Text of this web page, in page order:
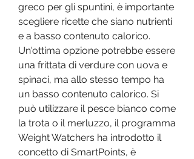
greco per gli spuntini, è importante
scegliere ricette che siano nutrienti
e a basso contenuto calorico.
Un'ottima opzione potrebbe essere
una frittata di verdure con uova e
spinaci, ma allo stesso tempo ha
un basso contenuto calorico. Si
può utilizzare il pesce bianco come
la trota o il merluzzo, il programma
Weight Watchers ha introdotto il
concetto di SmartPoints, è